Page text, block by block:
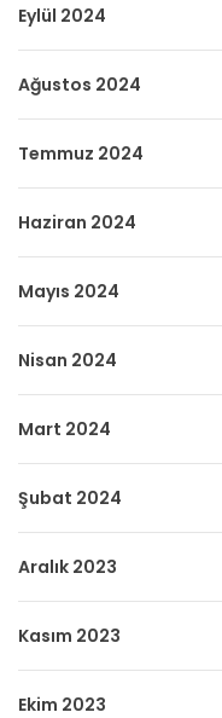
Eylül 2024
Ağustos 2024
Temmuz 2024
Haziran 2024
Mayıs 2024
Nisan 2024
Mart 2024
Şubat 2024
Aralık 2023
Kasım 2023
Ekim 2023